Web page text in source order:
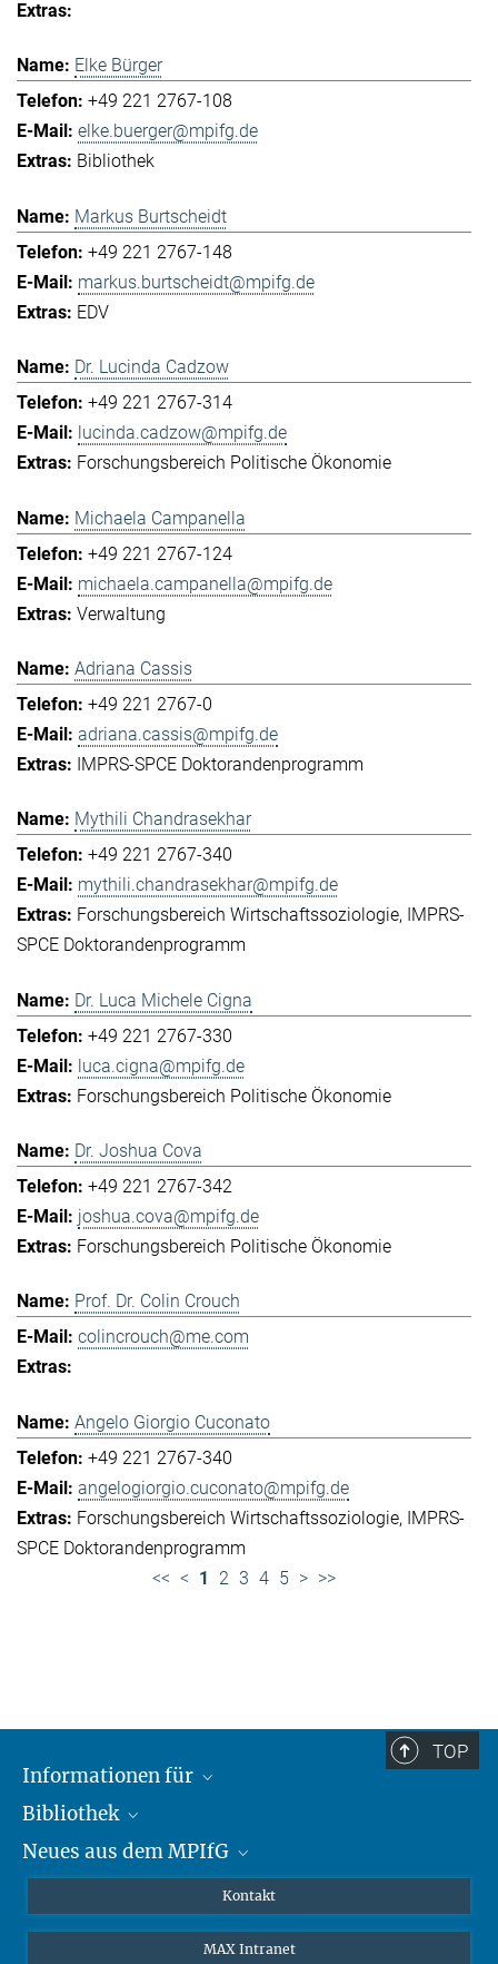
Elke Bürger
+49 221 2767-108
elke.buerger@mpifg.de
Bibliothek
Markus Burtscheidt
+49 221 2767-148
markus.burtscheidt@mpifg.de
EDV
Dr. Lucinda Cadzow
+49 221 2767-314
lucinda.cadzow@mpifg.de
Forschungsbereich Politische Ökonomie
Michaela Campanella
+49 221 2767-124
michaela.campanella@mpifg.de
Verwaltung
Adriana Cassis
+49 221 2767-0
adriana.cassis@mpifg.de
IMPRS-SPCE Doktorandenprogramm
Mythili Chandrasekhar
+49 221 2767-340
mythili.chandrasekhar@mpifg.de
Forschungsbereich Wirtschaftssoziologie
IMPRS-
SPCE Doktorandenprogramm
Dr. Luca Michele Cigna
+49 221 2767-330
luca.cigna@mpifg.de
Forschungsbereich Politische Ökonomie
Dr. Joshua Cova
+49 221 2767-342
joshua.cova@mpifg.de
Forschungsbereich Politische Ökonomie
Prof. Dr. Colin Crouch
colincrouch@me.com
Angelo Giorgio Cuconato
+49 221 2767-340
angelogiorgio.cuconato@mpifg.de
Forschungsbereich Wirtschaftssoziologie IMPRS-
SPCE Doktorandenprogramm
<< < 1 2 3 4 5 > >>
TOP
Informationen für
Forschende
Gäste
Bibliothek
Profil
Neues aus dem MPIfG
Newsletter abonnieren
Kontakt
MAX Intranet